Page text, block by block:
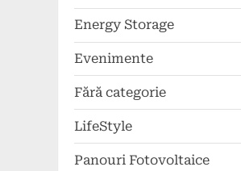
Energy Storage
Evenimente
Fără categorie
LifeStyle
Panouri Fotovoltaice